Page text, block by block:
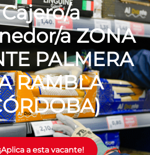
Cajero/a
a ZONA
PALMERA
RAMBLA
¡Aplica a esta vacante!